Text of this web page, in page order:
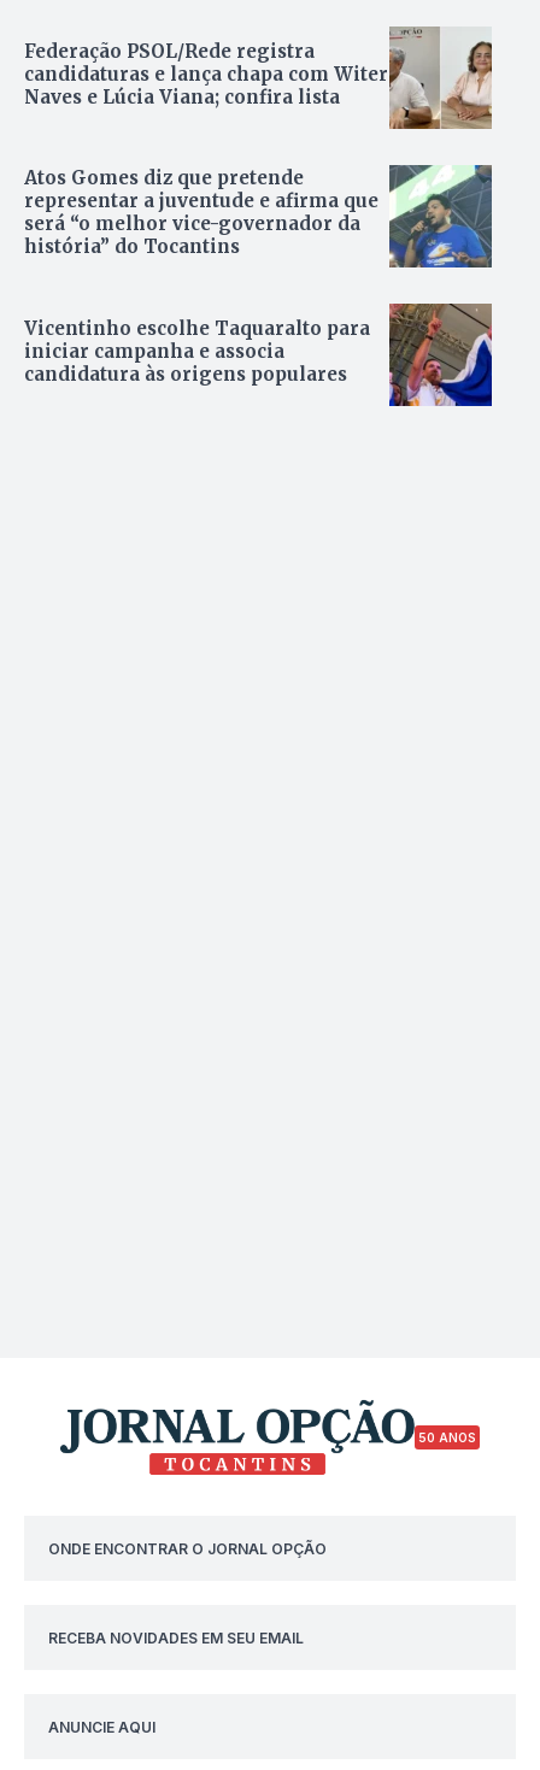
Federação PSOL/Rede registra
candidaturas e lança chapa com Witer
Naves e Lúcia Viana; confira lista
Atos Gomes diz que pretende
representar a juventude e afirma que
será “o melhor vice-governador da
história” do Tocantins
Vicentinho escolhe Taquaralto para
iniciar campanha e associa
candidatura às origens populares
50 ANOS
ONDE ENCONTRAR O JORNAL OPÇÃO
RECEBA NOVIDADES EM SEU EMAIL
ANUNCIE AQUI